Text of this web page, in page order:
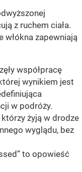
z ruchem ciała.
włókna zapewniają
współpracę
wynikiem jest
w podróży.
żyją w drodze
wyglądu, bez
to opowieść